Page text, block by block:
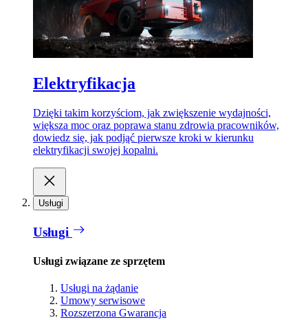
Elektryfikacja
Dzięki takim korzyściom, jak zwiększenie wydajności,
większa moc oraz poprawa stanu zdrowia pracowników,
dowiedz się, jak podjąć pierwsze kroki w kierunku
elektryfikacji swojej kopalni.
Usługi
Usługi
Usługi związane ze sprzętem
Usługi na żądanie
Umowy serwisowe
Rozszerzona Gwarancja